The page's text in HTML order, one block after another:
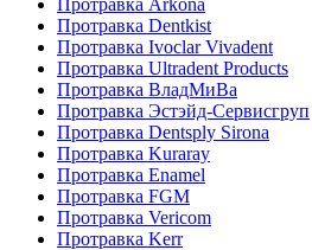
Протравка Arkona
Протравка Dentkist
Протравка Ivoclar Vivadent
Протравка Ultradent Products
Протравка ВладМиВа
Протравка Эстэйд-Сервисгруп
Протравка Dentsply Sirona
Протравка Kuraray
Протравка Enamel
Протравка FGM
Протравка Vericom
Протравка Kerr